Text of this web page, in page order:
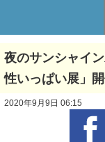
夜のサンシャイ
性いっぱい展」
2020年9月9日 06:15